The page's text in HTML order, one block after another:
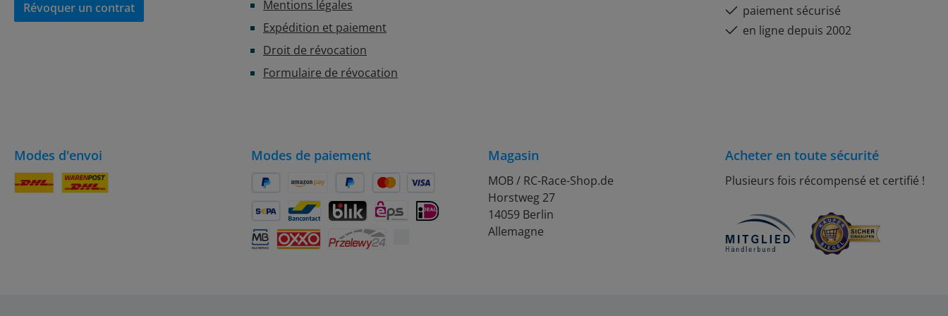
Révoquer un contrat
Mentions légales
Expédition et paiement
Droit de révocation
Formulaire de révocation
paiement sécurisé
en ligne depuis 2002
Modes d'envoi Modes de paiement
Amazon PaySpäter BezahlenKredit- oder Debitkarte
SEPA Lastschrift
Bancontact
BLIK eps
Magasin
MOB / RC-Race-Shop.de
Horstweg 27
14059 Berlin
Allemagne
Acheter en toute sécurité
Plusieurs fois récompensé et certifié !